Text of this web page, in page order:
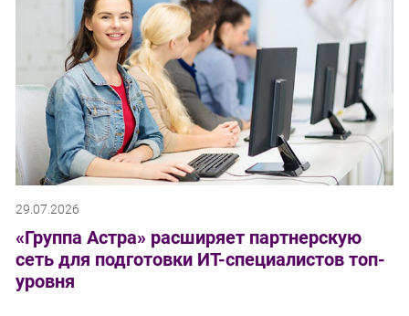
29.07.2026
«Группа Астра» расширяет партнерскую
сеть для подготовки ИТ-специалистов топ-
уровня